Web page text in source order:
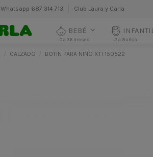
Whatsapp 687 314 713 Club Laura y Carla
BEBÉ
0 a 36 meses
INFANTIL
2 a 9 años
CALZADO BOTIN PARA NIÑO XTI 150522